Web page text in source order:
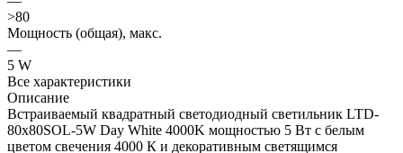
>80
Мощность (общая), макс.
—
5 W
Все характеристики
Описание
Встраиваемый квадратный светодиодный светильник LTD-
80x80SOL-5W Day White 4000K мощностью 5 Вт с белым
цветом свечения 4000 К и декоративным светящимся